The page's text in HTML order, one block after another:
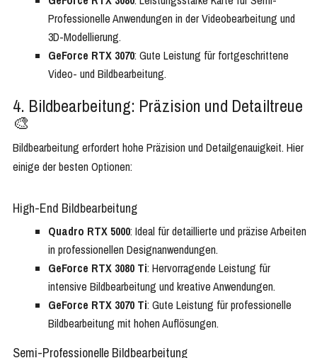
Professionelle Anwendungen in der Videobearbeitung und
3D-Modellierung.
GeForce RTX 3070: Gute Leistung für fortgeschrittene
Video- und Bildbearbeitung.
4. Bildbearbeitung: Präzision und Detailtreue
🎨
Bildbearbeitung erfordert hohe Präzision und Detailgenauigkeit. Hier
einige der besten Optionen:
High-End Bildbearbeitung
Quadro RTX 5000: Ideal für detaillierte und präzise Arbeiten
in professionellen Designanwendungen.
GeForce RTX 3080 Ti: Hervorragende Leistung für
intensive Bildbearbeitung und kreative Anwendungen.
GeForce RTX 3070 Ti: Gute Leistung für professionelle
Bildbearbeitung mit hohen Auflösungen.
Semi-Professionelle Bildbearbeitung